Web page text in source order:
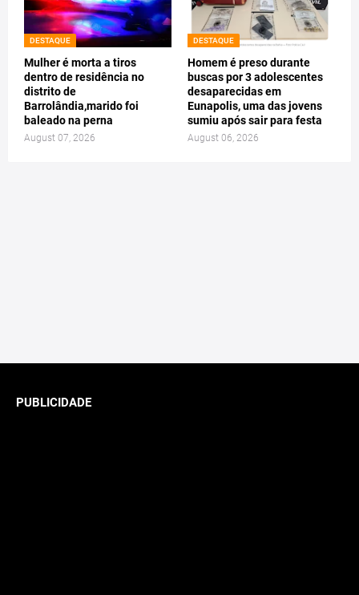
DESTAQUE
Mulher é morta a tiros
dentro de residência no
distrito de
Barrolândia,marido foi
baleado na perna
August 07, 2026
DESTAQUE
Homem é preso durante
buscas por 3 adolescentes
desaparecidas em
Eunapolis, uma das jovens
sumiu após sair para festa
August 06, 2026
PUBLICIDADE